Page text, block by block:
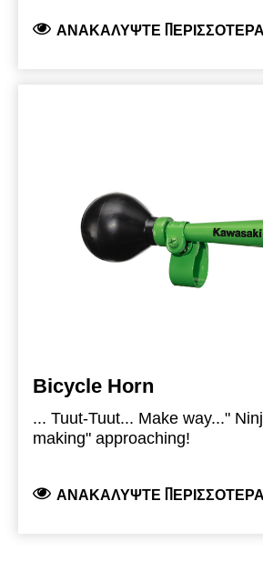
100% βαμβάκι, μεσαίου βάρους
ΑΝΑΚΑΛΎΨΤΕ ΠΕΡΙΣΣΌΤΕΡΑ
Bicycle Horn
... Tuut-Tuut... Make way..."
making" approaching!
ΑΝΑΚΑΛΎΨΤΕ ΠΕΡΙΣΣΌΤΕΡΑ